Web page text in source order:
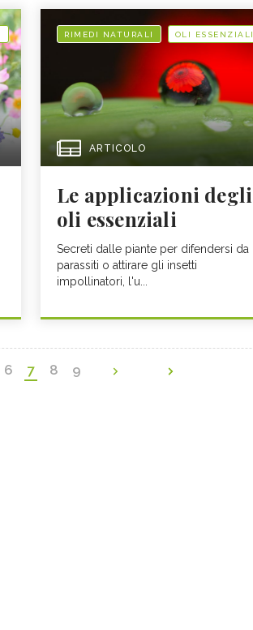
RIMEDI NATURALI OLI ESSENZIALI
ARTICOLO
Le applicazioni degli
oli essenziali
Secreti dalle piante per difendersi da
parassiti o attirare gli insetti
impollinatori, l'u...
6 7 8 9